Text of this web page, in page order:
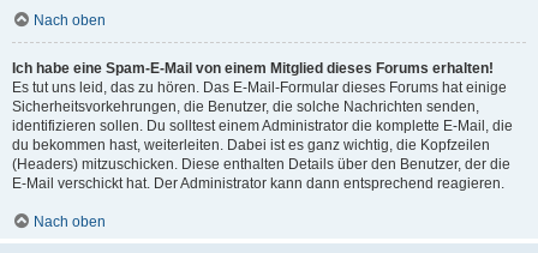
Nach oben
Ich habe eine Spam-E-Mail von einem Mitglied dieses Forums erhalten!
Es tut uns leid, das zu hören. Das E-Mail-Formular dieses Forums hat einige
Sicherheitsvorkehrungen, die Benutzer, die solche Nachrichten senden,
identifizieren sollen. Du solltest einem Administrator die komplette E-Mail, die
du bekommen hast, weiterleiten. Dabei ist es ganz wichtig, die Kopfzeilen
(Headers) mitzuschicken. Diese enthalten Details über den Benutzer, der die
E-Mail verschickt hat. Der Administrator kann dann entsprechend reagieren.
Nach oben